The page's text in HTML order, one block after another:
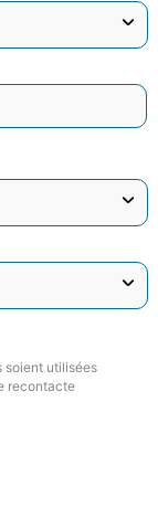
soient utilisées
recontacte